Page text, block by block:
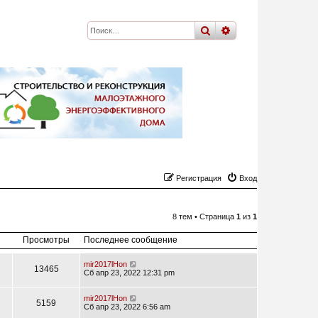
поискрасширенный
Вход
Регистрация
8 тем • Страница 1 из 1
Просмотры Последнее сообщение
13465
mir2017lHon
Сб апр 23, 2022 12:31 pm
5159
mir2017lHon
Сб апр 23, 2022 6:56 am